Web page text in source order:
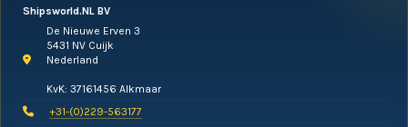
Shipsworld.NL BV
De Nieuwe Erven 3
5431 NV Cuijk
Nederland
KvK: 37161456 Alkmaar
+31-(0)229-563177